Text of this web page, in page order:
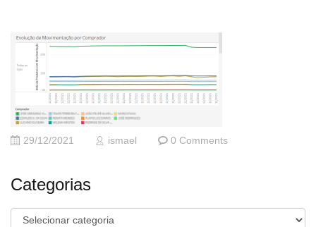
29/12/2021 ismael 0 Comments
Categorias
Categorias